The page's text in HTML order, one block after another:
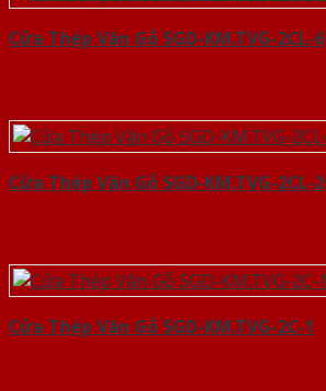
Cửa Thép Vân Gỗ SGD-KM.TVG-2CL-6
Cửa Thép Vân Gỗ SGD-KM.TVG-2CL-2
Cửa Thép Vân Gỗ SGD-KM.TVG-2C-1